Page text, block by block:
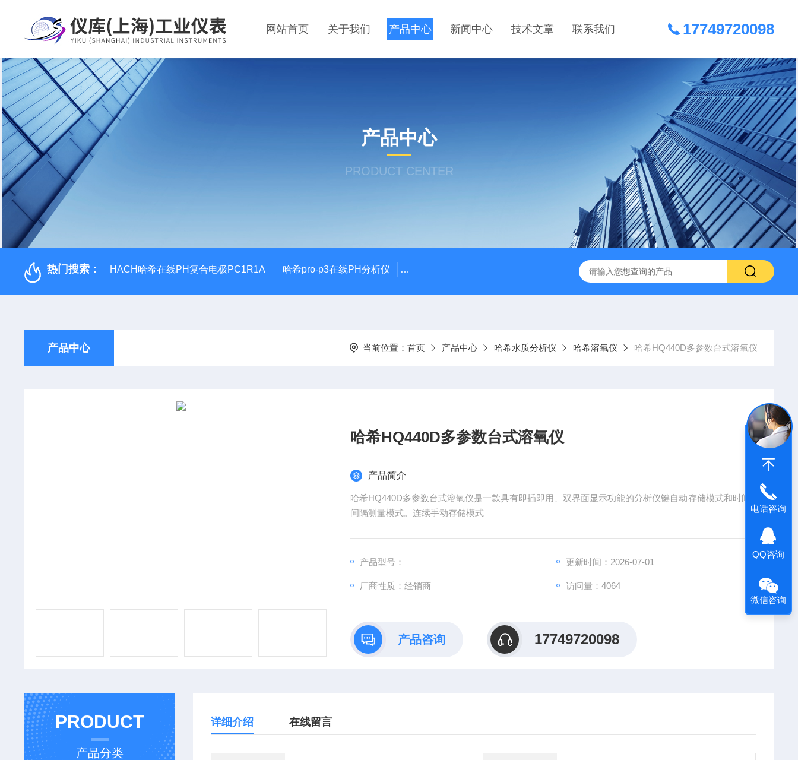
网站首页 关于我们 产品中心 新闻中心 技术文章 联系我们 17749720098
产品中心
PRODUCT CENTER
热门搜索： HACH哈希在线PH复合电极PC1R1A 哈希pro-p3在线PH分析仪 哈希在线PH计电极PD1R1 哈希HQ40D便携式多参数水质分析仪 哈希PD1P1在线PH
产品中心 当前位置： 首页 产品中心 哈希水质分析仪 哈希溶氧仪 哈希HQ440D多参数台式溶氧仪
哈希HQ440D多参数台式溶氧仪
产品简介
哈希HQ440D多参数台式溶氧仪是一款具有即插即用、双界面显示功能的分析仪键自动存储模式和时间
间隔测量模式。连续手动存储模式
产品型号： 更新时间：2026-07-01
厂商性质：经销商 访问量：4064
产品咨询 17749720098
PRODUCT
产品分类
详细介绍 在线留言
电话咨询
QQ咨询
微信咨询